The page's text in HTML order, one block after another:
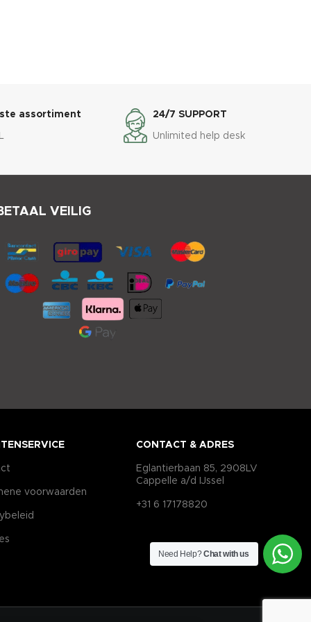
assortiment 24/7 SUPPORT
Unlimited help desk
VEILIG
voorwaarden
CONTACT & ADRES
Eglantierbaan 85, 2908LV
Cappelle a/d IJssel
+31 6 17178820
Need Help?Chat with us